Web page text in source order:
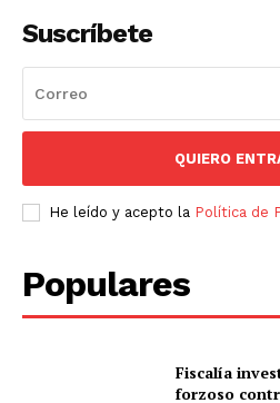
Suscríbete
QUIERO
He leído y acepto la Política de
Populares
Fiscalía
forzoso